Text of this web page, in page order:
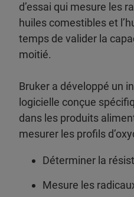
d’essai qui mesure les
huiles comestibles et
temps de valider la
moitié.
Bruker a développé un
logicielle conçue
dans les produits
mesurer les profils
Déterminer la
Mesure les